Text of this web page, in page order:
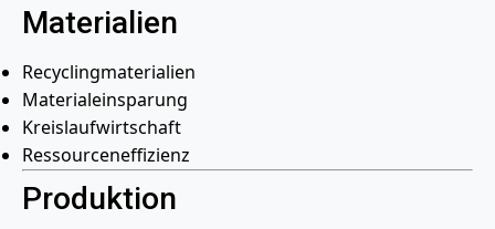
Materialien
Recyclingmaterialien
Materialeinsparung
Kreislaufwirtschaft
Ressourceneffizienz
Produktion